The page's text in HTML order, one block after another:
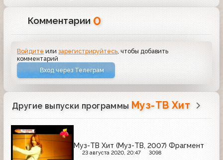
Комментарии 0
Войдите илизарегистрируйтесь , чтобы добавить
комментарий
Вход через Телеграм
Другие выпуски программы Муз-ТВ Хит
Муз-ТВ Хит (Муз-ТВ, 2007) Фрагмент
23 августа 2020, 20:47 3098